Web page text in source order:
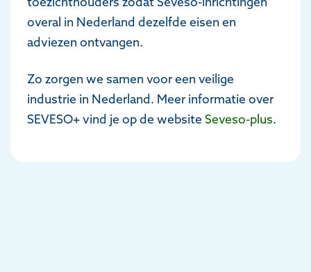
overal in Nederland dezelfde eisen en
adviezen ontvangen.
Zo zorgen we samen voor een veilige
industrie in Nederland. Meer informatie over
SEVESO+ vind je op de website Seveso-plus.